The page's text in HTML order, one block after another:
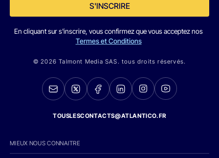
S'INSCRIRE
En cliquant sur s'inscrire, vous confirmez que vous acceptez nos
Termes et Conditions
© 2026 Talmont Media SAS. tous droits réservés.
TOUSLESCONTACTS@ATLANTICO.FR
MIEUX NOUS CONNAITRE